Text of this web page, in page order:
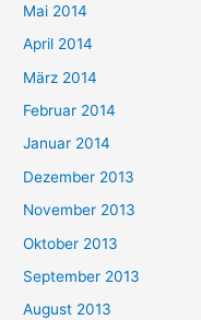
Mai 2014
April 2014
März 2014
Februar 2014
Januar 2014
Dezember 2013
November 2013
Oktober 2013
September 2013
August 2013